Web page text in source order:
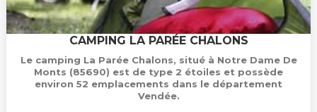
CAMPING LA PARÉE CHALONS
Le camping La Parée Chalons, situé à Notre Dame De
Monts (85690) est de type 2 étoiles et possède
environ 52 emplacements dans le département
Vendée.